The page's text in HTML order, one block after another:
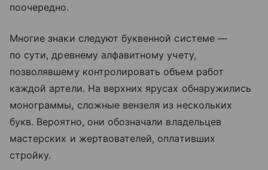
поочередно.
Многие знаки следуют буквенной системе —
по сути, древнему алфавитному учету,
позволявшему контролировать объем работ
каждой артели. На верхних ярусах обнаружились
монограммы, сложные вензеля из нескольких
букв. Вероятно, они обозначали владельцев
мастерских и жертвователей, оплативших
стройку.